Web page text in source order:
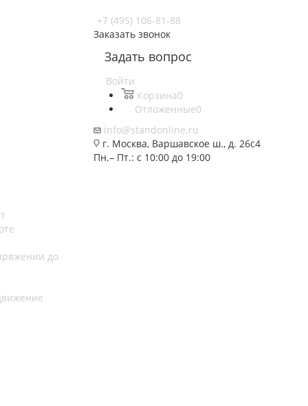
до
+7 (495) 106-81-88
Заказать звонок
Задать вопрос
Войти
Корзина0
Отложенные0
info@standonline.ru
г. Москва, Варшавское ш., д. 26с4
Пн.– Пт.: с 10:00 до 19:00